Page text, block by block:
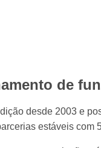
de
desde 2003 e
estáveis com